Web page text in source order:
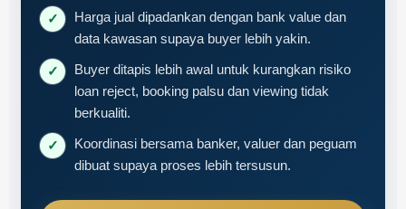
Semakan status hartanah dibuat awal supaya
Harga jual dipadankan dengan bank value dan
data kawasan supaya buyer lebih yakin.
✓
Buyer ditapis lebih awal untuk kurangkan risiko
loan reject, booking palsu dan viewing tidak